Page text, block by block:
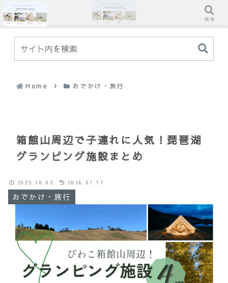
Home おでかけ・旅行
箱館山周辺で子連れに人気！琵琶湖
グランピング施設まとめ
おでかけ・旅行
2025.10.02 2026.07.17
ホーム 検索